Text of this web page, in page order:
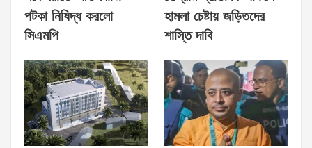
পটকা নিষিদ্ধ করলো
সিএমপি
হামলা চেষ্টায় জড়িতদের
শাস্তি দাবি